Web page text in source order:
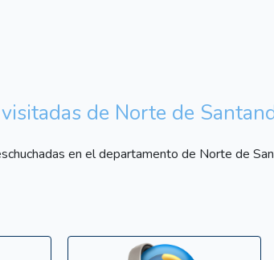
de Norte de
en el departamento de Norte de